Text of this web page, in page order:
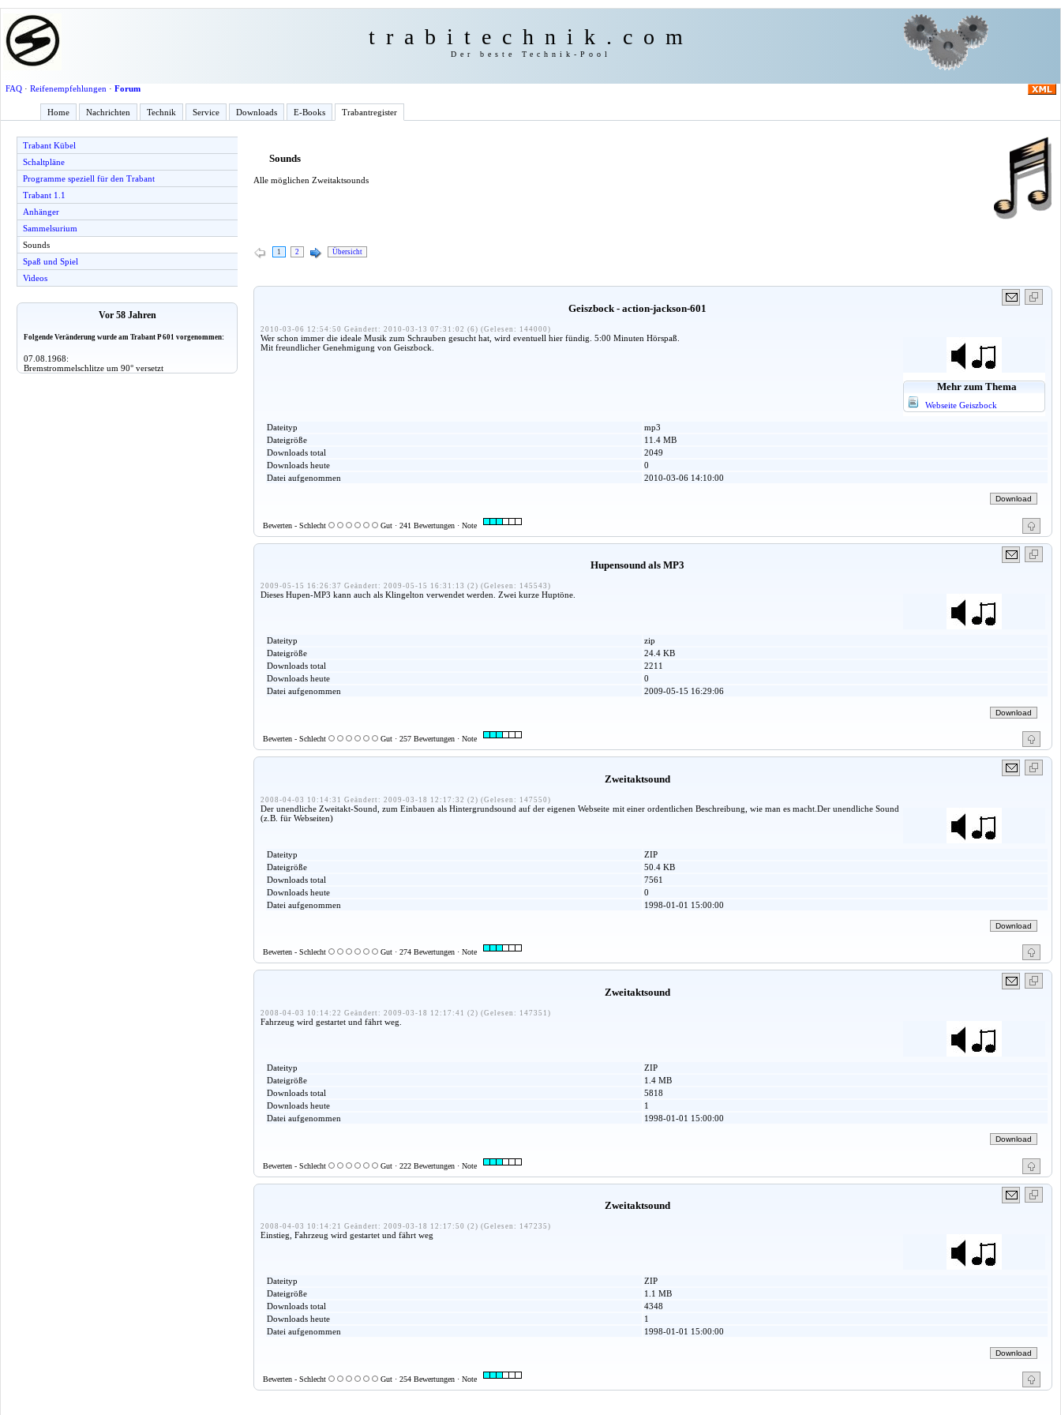
trabitechnik.com
Der beste Technik-Pool
FAQ· Reifenempfehlungen · Forum
Home Nachrichten Technik Service Downloads E-Books Trabantregister
Trabant Kübel
Schaltpläne
Programme speziell für den Trabant
Trabant 1.1
Anhänger
Sammelsurium
Sounds
Spaß und Spiel
Videos
Vor 58 Jahren
Folgende Veränderung wurde am Trabant P 601 vorgenommen:
07.08.1968:
Bremstrommelschlitze um 90° versetzt
Sounds
Alle möglichen Zweitaktsounds
1 2 Übersicht
Geiszbock - action-jackson-601
2010-03-06 12:54:50 Geändert: 2010-03-13 07:31:02 (6) (Gelesen: 144000)
Mehr zum Thema
Webseite Geiszbock
Wer schon immer die ideale Musik zum Schrauben gesucht hat, wird eventuell hier fündig. 5:00 Minuten Hörspaß.
Mit freundlicher Genehmigung von Geiszbock.
Dateityp
mp3
Dateigröße
11.4 MB
Downloads total
2049
Downloads heute
0
Datei aufgenommen
2010-03-06 14:10:00
Bewerten - Schlecht Gut · 241 Bewertungen · Note
Hupensound als MP3
2009-05-15 16:26:37 Geändert: 2009-05-15 16:31:13 (2) (Gelesen: 145543)
Dieses Hupen-MP3 kann auch als Klingelton verwendet werden. Zwei kurze Huptöne.
Dateityp
zip
Dateigröße
24.4 KB
Downloads total
2211
Downloads heute
0
Datei aufgenommen
2009-05-15 16:29:06
Bewerten - Schlecht Gut · 257 Bewertungen · Note
Zweitaktsound
2008-04-03 10:14:31 Geändert: 2009-03-18 12:17:32 (2) (Gelesen: 147550)
Der unendliche Zweitakt-Sound, zum Einbauen als Hintergrundsound auf der eigenen Webseite mit einer ordentlichen Beschreibung, wie man es macht.Der unendliche Sound
(z.B. für Webseiten)
Dateityp
ZIP
Dateigröße
50.4 KB
Downloads total
7561
Downloads heute
0
Datei aufgenommen
1998-01-01 15:00:00
Bewerten - Schlecht Gut · 274 Bewertungen · Note
Zweitaktsound
2008-04-03 10:14:22 Geändert: 2009-03-18 12:17:41 (2) (Gelesen: 147351)
Fahrzeug wird gestartet und fährt weg.
Dateityp
ZIP
Dateigröße
1.4 MB
Downloads total
5818
Downloads heute
1
Datei aufgenommen
1998-01-01 15:00:00
Bewerten - Schlecht Gut · 222 Bewertungen · Note
Zweitaktsound
2008-04-03 10:14:21 Geändert: 2009-03-18 12:17:50 (2) (Gelesen: 147235)
Einstieg, Fahrzeug wird gestartet und fährt weg
Dateityp
ZIP
Dateigröße
1.1 MB
Downloads total
4348
Downloads heute
1
Datei aufgenommen
1998-01-01 15:00:00
Bewerten - Schlecht Gut · 254 Bewertungen · Note